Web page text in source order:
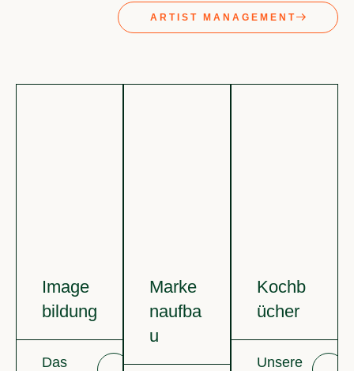
ARTIST MANAGEMENT
Image
bildung
Das
Marke
naufba
u
Kochb
ücher
Unsere